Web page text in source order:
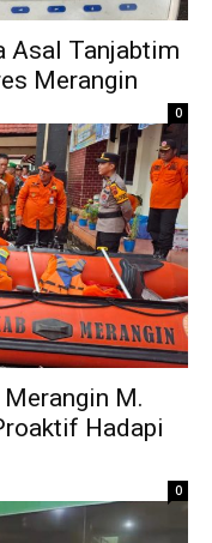
Asal Tanjabtim
Merangin
0
M.
Hadapi
0